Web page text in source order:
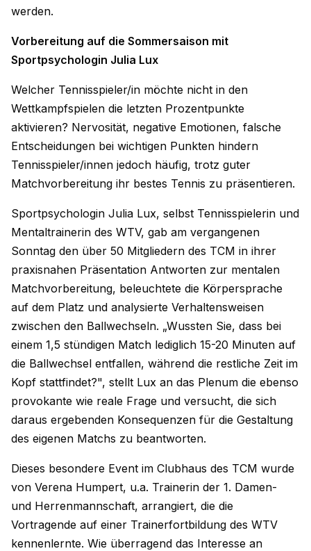
werden.
Vorbereitung auf die Sommersaison mit
Sportpsychologin Julia Lux
Welcher Tennisspieler/in möchte nicht in den
Wettkampfspielen die letzten Prozentpunkte
aktivieren? Nervosität, negative Emotionen, falsche
Entscheidungen bei wichtigen Punkten hindern
Tennisspieler/innen jedoch häufig, trotz guter
Matchvorbereitung ihr bestes Tennis zu präsentieren.
Sportpsychologin Julia Lux, selbst Tennisspielerin und
Mentaltrainerin des WTV, gab am vergangenen
Sonntag den über 50 Mitgliedern des TCM in ihrer
praxisnahen Präsentation Antworten zur mentalen
Matchvorbereitung, beleuchtete die Körpersprache
auf dem Platz und analysierte Verhaltensweisen
zwischen den Ballwechseln. „Wussten Sie, dass bei
einem 1,5 stündigen Match lediglich 15-20 Minuten auf
die Ballwechsel entfallen, während die restliche Zeit im
Kopf stattfindet?", stellt Lux an das Plenum die ebenso
provokante wie reale Frage und versucht, die sich
daraus ergebenden Konsequenzen für die Gestaltung
des eigenen Matchs zu beantworten.
Dieses besondere Event im Clubhaus des TCM wurde
von Verena Humpert, u.a. Trainerin der 1. Damen-
und Herrenmannschaft, arrangiert, die die
Vortragende auf einer Trainerfortbildung des WTV
kennenlernte. Wie überragend das Interesse an